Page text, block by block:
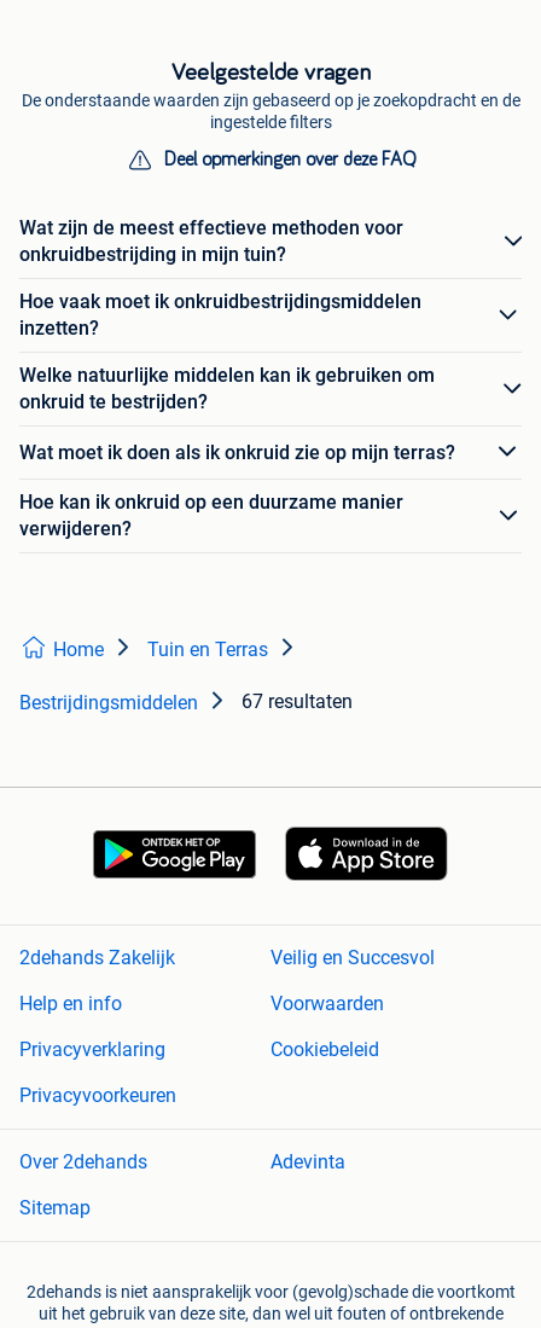
Veelgestelde vragen
De onderstaande waarden zijn gebaseerd op je zoekopdracht en de
ingestelde filters
Deel opmerkingen over deze FAQ
Wat zijn de meest effectieve methoden voor
onkruidbestrijding in mijn tuin?
Hoe vaak moet ik onkruidbestrijdingsmiddelen
inzetten?
Welke natuurlijke middelen kan ik gebruiken om
onkruid te bestrijden?
Wat moet ik doen als ik onkruid zie op mijn terras?
Hoe kan ik onkruid op een duurzame manier
verwijderen?
Home Tuin en Terras
Bestrijdingsmiddelen 67 resultaten
2dehands Zakelijk
Veilig en Succesvol
Help en info
Voorwaarden
Privacyverklaring
Cookiebeleid
Privacyvoorkeuren
Over 2dehands
Adevinta
Sitemap
2dehands is niet aansprakelijk voor (gevolg)schade die voortkomt
uit het gebruik van deze site, dan wel uit fouten of ontbrekende